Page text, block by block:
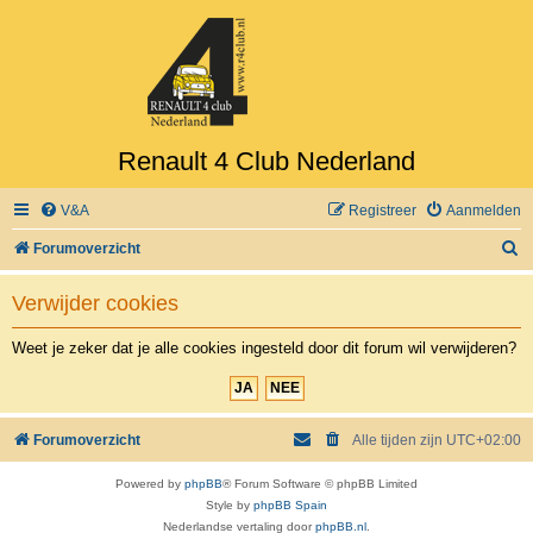
Renault 4 Club Nederland
V&A Aanmelden
Registreer
Forumoverzicht
o
Verwijder cookies
Weet je zeker dat je alle cookies ingesteld door dit forum wil verwijderen?
Forumoverzicht Alle tijden zijn UTC+02:00
Powered by phpBB® Forum Software © phpBB Limited
Style by phpBB Spain
Nederlandse vertaling doorphpBB.nl